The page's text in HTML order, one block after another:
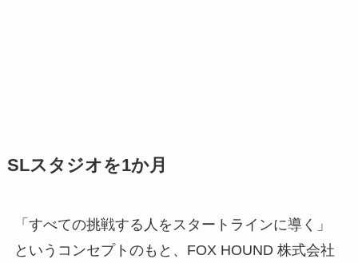
SLスタジオを1か月
「すべての挑戦する人をスタートラインに導く」
というコンセプトのもと、FOX HOUND 株式会社